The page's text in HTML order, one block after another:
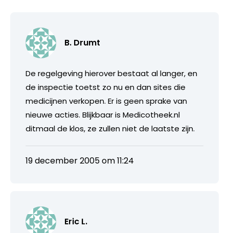
B. Drumt
De regelgeving hierover bestaat al langer, en
de inspectie toetst zo nu en dan sites die
medicijnen verkopen. Er is geen sprake van
nieuwe acties. Blijkbaar is Medicotheek.nl
ditmaal de klos, ze zullen niet de laatste zijn.
19 december 2005 om 11:24
Eric L.